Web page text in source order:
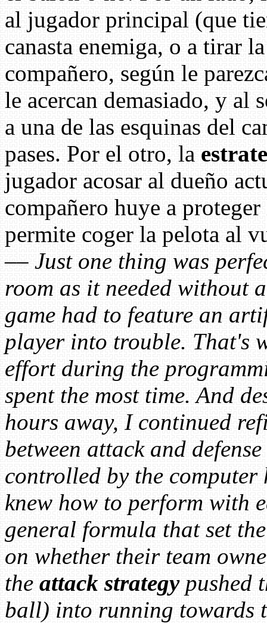
al jugador principal (que
canasta enemiga, o a tirar
compañero, según le
le acercan demasiado, y al
a una de las esquinas del
pases. Por el otro, la
jugador acosar al dueño
compañero huye a
permite coger la pelota al
–– Just one thing was
room as it needed without
game had to feature an
player into trouble. That's
effort during the
spent the most time. And
hours away, I continued
between attack and
controlled by the
knew how to perform with
general formula that set
on whether their team
the attack strategypushed
ball) into running towards